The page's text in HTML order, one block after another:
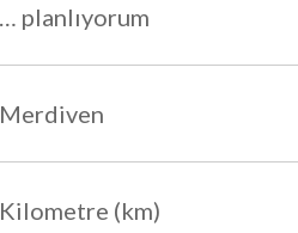
… planlıyorum
Merdiven
Kilometre (km)